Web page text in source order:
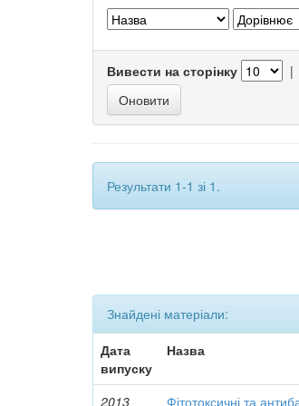
Вивести на сторінку |
Результати 1-1 зі 1.
Знайдені матеріали:
Дата
випуску
Назва
2013 Фітотоксичні та